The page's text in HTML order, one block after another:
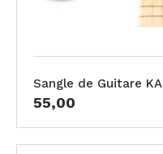
Sangle de Guitare
55,00